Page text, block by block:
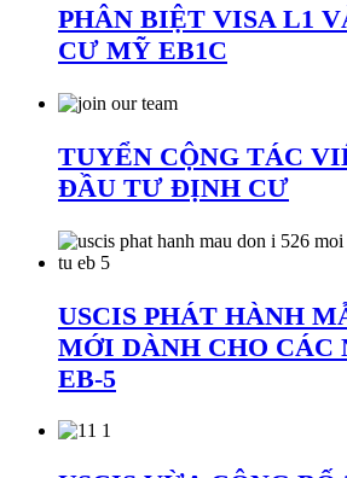
PHÂN BIỆT VISA L1
CƯ MỸ EB1C
TUYỂN CỘNG TÁC
ĐẦU TƯ ĐỊNH CƯ
USCIS PHÁT HÀNH
MỚI DÀNH CHO CÁC
EB-5